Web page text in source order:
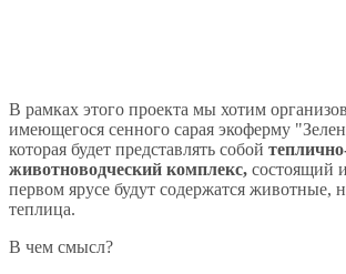
В рамках этого проекта мы хотим
имеющегося сенного сарая экоферму
которая будет представлять собой
животноводческий комплекс, состоящий
первом ярусе будут содержатся животные,
теплица.
В чем смысл?